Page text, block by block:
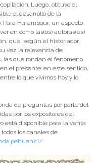
Luego, obtuvo el
el desarrollo de la
Harambour, un aspecto
en cómo las(os) autoras(es)
que, según el historiador,
vez la relevancia de
las que rondan el fenómeno
el presente; en este sentido,
lo que vivimos hoy y lo
de preguntas por parte del
por los expositores del
está disponible para la venta
los canales de